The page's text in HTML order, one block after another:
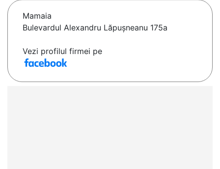
Mamaia
Bulevardul Alexandru Lăpușneanu 175a
Vezi profilul firmei pe